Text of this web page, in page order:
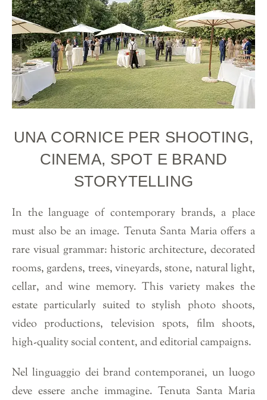
UNA CORNICE PER SHOOTING,
CINEMA, SPOT E BRAND
STORYTELLING
In the language of contemporary brands, a place
must also be an image. Tenuta Santa Maria offers a
rare visual grammar: historic architecture, decorated
rooms, gardens, trees, vineyards, stone, natural light,
cellar, and wine memory. This variety makes the
estate particularly suited to stylish photo shoots,
video productions, television spots, film shoots,
high-quality social content, and editorial campaigns.
Nel linguaggio dei brand contemporanei, un luogo
deve essere anche immagine. Tenuta Santa Maria